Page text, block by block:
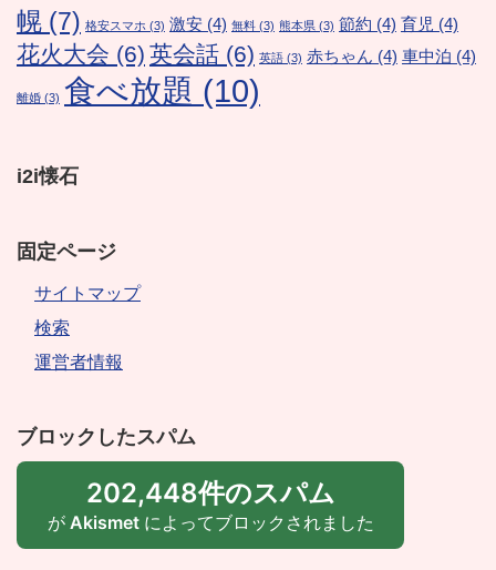
幌 (7) 格安スマホ (3) 激安 (4) 無料 (3) 熊本県 (3) 節約 (4) 育児 (4)
花火大会 (6) 英会話 (6) 英語 (3) 赤ちゃん (4) 車中泊 (4)
離婚 (3) 食べ放題 (10)
i2i懐石
固定ページ
サイトマップ
検索
運営者情報
ブロックしたスパム
202,448件のスパム
が Akismetによってブロックされました